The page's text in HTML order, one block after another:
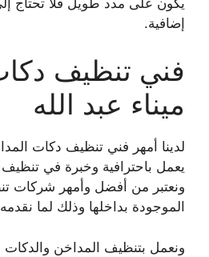
إضافية.
فني تنظيف
ميناء عبد الله
لدينا أمهر فني تنظيف دكات
يعمل باحترافية وخبرة في
ونعتبر من أفضل وأمهر شركات
الموجودة بداخلها وذلك لما
ونعمل بتنظيف المداخن والدكات